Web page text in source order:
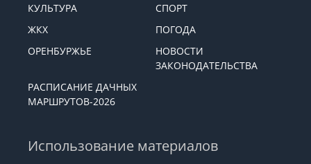
КУЛЬТУРА
СПОРТ
ЖКХ
ПОГОДА
ОРЕНБУРЖЬЕ
НОВОСТИ
ЗАКОНОДАТЕЛЬСТВА
РАСПИСАНИЕ ДАЧНЫХ
МАРШРУТОВ-2026
Использование материалов